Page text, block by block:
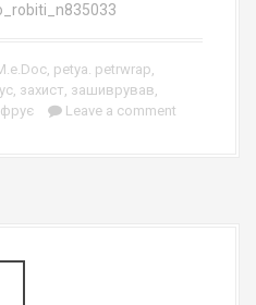
, petya. petrwrap,
, захист, зашиврував,
Leave a comment